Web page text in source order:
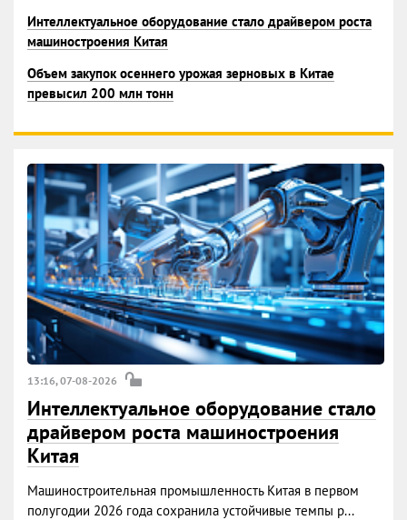
Интеллектуальное оборудование стало драйвером роста
машиностроения Китая
Объем закупок осеннего урожая зерновых в Китае
превысил 200 млн тонн
13:16, 07-08-2026
Интеллектуальное оборудование стало
драйвером роста машиностроения
Китая
Машиностроительная промышленность Китая в первом
полугодии 2026 года сохранила устойчивые темпы р...